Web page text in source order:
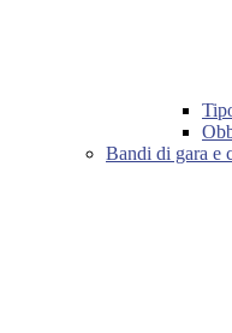
Bandi di gara e